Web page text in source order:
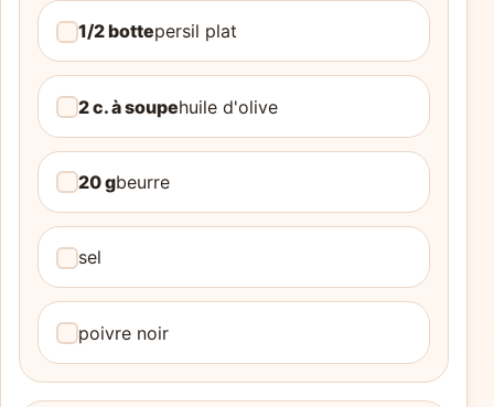
1/2 bottepersil plat
2 c. à soupehuile d'olive
20 gbeurre
sel
poivre noir